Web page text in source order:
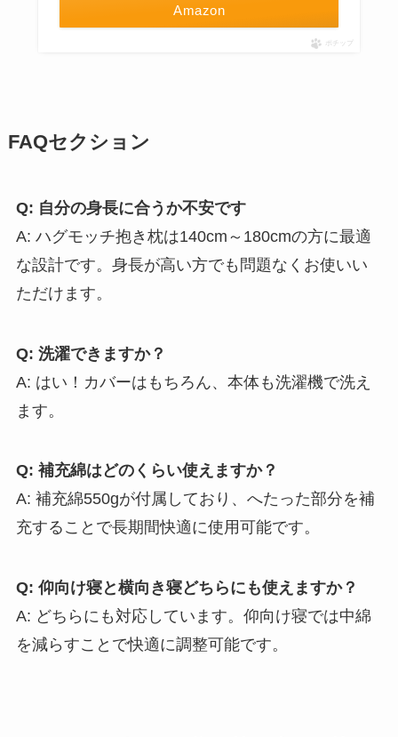
Amazon
ポチップ
FAQセクション
Q: 自分の身長に合うか不安です
A: ハグモッチ抱き枕は140cm～180cmの方に最適
な設計です。身長が高い方でも問題なくお使いい
ただけます。
Q: 洗濯できますか？
A: はい！カバーはもちろん、本体も洗濯機で洗え
ます。
Q: 補充綿はどのくらい使えますか？
A: 補充綿550gが付属しており、へたった部分を補
充することで長期間快適に使用可能です。
Q: 仰向け寝と横向き寝どちらにも使えますか？
A: どちらにも対応しています。仰向け寝では中綿
を減らすことで快適に調整可能です。